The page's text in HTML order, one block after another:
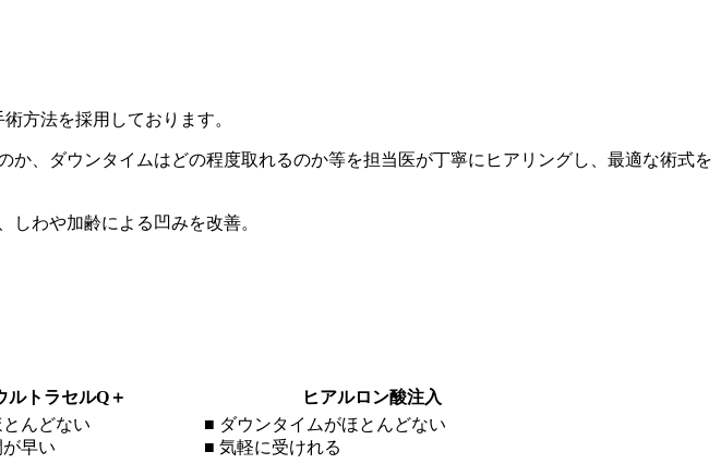
方法を採用しております。
、ダウンタイムはどの程度取れるのか等を担当医が丁寧にヒアリングし、最適な術式を
わや加齢による凹みを改善。
ルトラセルQ＋ ヒアルロン酸注入
んどない
早い
■ ダウンタイムがほとんどない
■ 気軽に受けれる